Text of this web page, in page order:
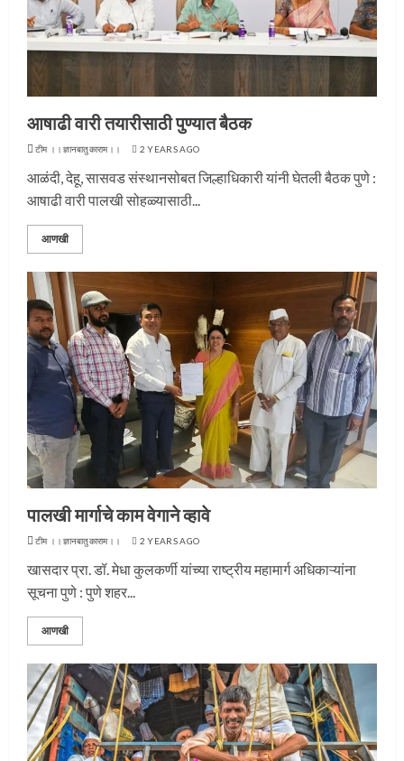
आषाढी वारी तयारीसाठी पुण्यात बैठक
टीम ।।ज्ञानबातुकाराम।। 2 YEARS AGO
आळंदी, देहू, सासवड संस्थानसोबत जिल्हाधिकारी यांनी घेतली बैठक पुणे :
आषाढी वारी पालखी सोहळ्यासाठी...
आणखी
पालखी मार्गाचे काम वेगाने व्हावे
टीम ।।ज्ञानबातुकाराम।। 2 YEARS AGO
खासदार प्रा. डॉ. मेधा कुलकर्णी यांच्या राष्ट्रीय महामार्ग अधिकाऱ्यांना
सूचना पुणे : पुणे शहर...
आणखी